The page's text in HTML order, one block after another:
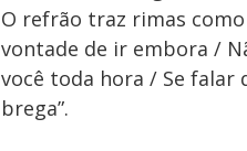
O refrão traz rimas
vontade de ir embora /
você toda hora / Se falar
brega”.